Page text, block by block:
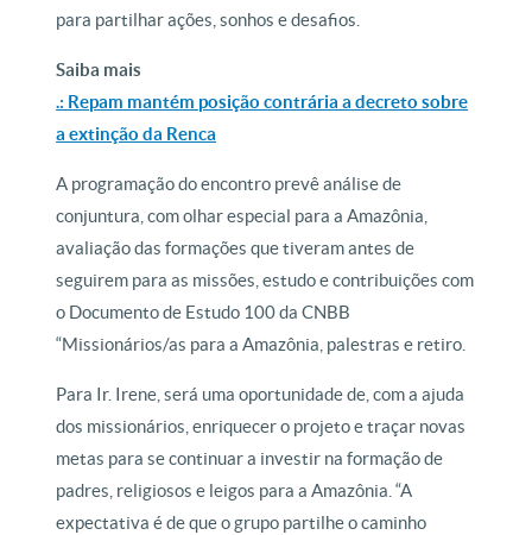
para partilhar ações, sonhos e desafios.
Saiba mais
.: Repam mantém posição contrária a decreto sobre
a extinção da Renca
A programação do encontro prevê análise de
conjuntura, com olhar especial para a Amazônia,
avaliação das formações que tiveram antes de
seguirem para as missões, estudo e contribuições com
o Documento de Estudo 100 da CNBB
“Missionários/as para a Amazônia, palestras e retiro.
Para Ir. Irene, será uma oportunidade de, com a ajuda
dos missionários, enriquecer o projeto e traçar novas
metas para se continuar a investir na formação de
padres, religiosos e leigos para a Amazônia. “A
expectativa é de que o grupo partilhe o caminho